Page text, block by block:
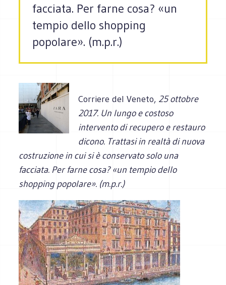
facciata. Per farne cosa? «un
tempio dello shopping
popolare». (m.p.r.)
Corriere del Veneto, 25 ottobre
2017. Un lungo e costoso
intervento di recupero e restauro
dicono. Trattasi in realtà di nuova
costruzione in cui si è conservato solo una
facciata. Per farne cosa? «un tempio dello
shopping popolare». (m.p.r.)